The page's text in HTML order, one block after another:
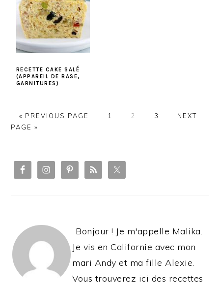
RECETTE CAKE SALÉ
(APPAREIL DE BASE,
GARNITURES)
« PREVIOUS PAGE PAGE
1 PAGE
2 PAGE
3
NEXT
PAGE »
SIDEBAR
Bonjour ! Je m'appelle Malika.
Je vis en Californie avec mon
mari Andy et ma fille Alexie.
Vous trouverez ici des recettes